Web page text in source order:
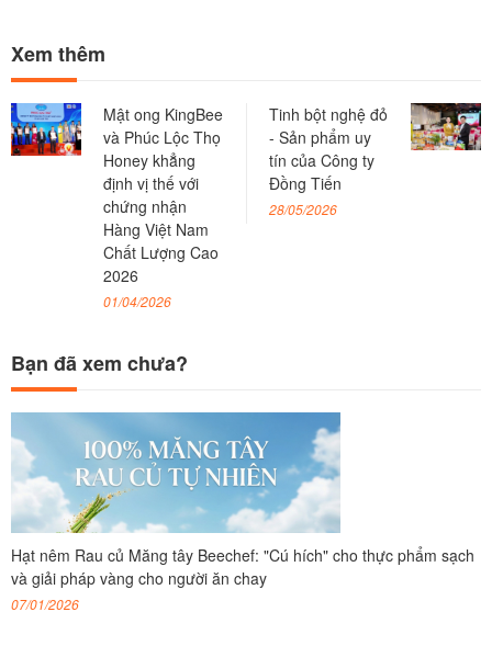
Xem thêm
Mật ong KingBee
và Phúc Lộc Thọ
Honey khẳng
định vị thế với
chứng nhận
Hàng Việt Nam
Chất Lượng Cao
2026
01/04/2026
Tinh bột nghệ đỏ
- Sản phẩm uy
tín của Công ty
Đồng Tiến
28/05/2026
Bạn đã xem chưa?
Hạt nêm Rau củ Măng tây Beechef: "Cú hích" cho thực phẩm sạch
và giải pháp vàng cho người ăn chay
07/01/2026